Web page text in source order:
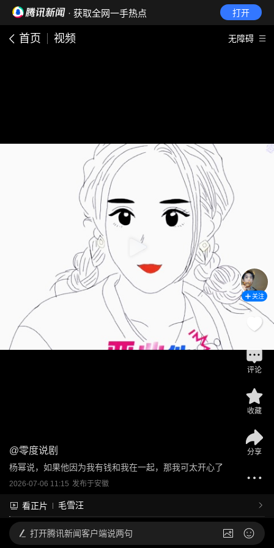
· 获取全网一手热点 打开
首页 视频 无障碍
@零度说剧
杨幂说，如果他因为我有钱和我在一起，那我可太开心了
2026-07-06 11:15 发布于安徽
看正片 毛雪汪
关注
评论
收藏
分享
打开腾讯新闻客户端说两句